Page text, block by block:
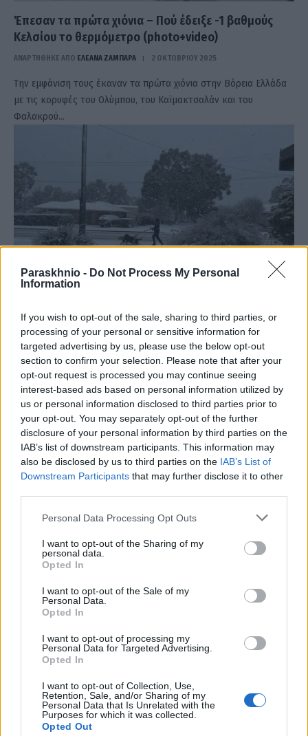
Paraskhnio - Do Not Process My Personal
Information
If you wish to opt-out of the sale, sharing to third parties, or
processing of your personal or sensitive information for
targeted advertising by us, please use the below opt-out
section to confirm your selection. Please note that after your
opt-out request is processed you may continue seeing
interest-based ads based on personal information utilized by
us or personal information disclosed to third parties prior to
your opt-out. You may separately opt-out of the further
disclosure of your personal information by third parties on the
IAB’s list of downstream participants. This information may
also be disclosed by us to third parties on the IAB’s List of
Downstream Participants that may further disclose it to other
Please note that this website/app uses one or more Google
not limited to your visit or usage behaviour. You may click to
grant or deny consent to Google and its third-party tags to
use your data for below specified purposes in below Google
consent section.
Personal Data Processing Opt Outs
I want to opt-out of the Sharing of my
personal data.
Opted In
I want to opt-out of the Sale of my
Personal Data.
Opted In
I want to opt-out of processing my
Personal Data for Targeted Advertising.
Opted In
I want to opt-out of Collection, Use,
Retention, Sale, and/or Sharing of my
Personal Data that Is Unrelated with the
Purposes for which it was collected.
Opted Out
Έπεσαν τα πρώτα χιόνια – Πού έδειξε -1 βαθμούς
Κελσίου το θερμόμετρο (photo+video)
ΑΝΑΡΤΗΘΗΚΕ ΑΠΟ ΕΛΕΑΝΑ ΖΑΜΠΑΡΑ 2 ΟΚΤΩΒΡΊΟΥ 2025
Την εμφάνιση τους έκαναν τα πρώτα χιόνια στην Βόρεια Ελλάδα
με τις κορυφές του Ολύμπου, του Καϊμακτσαλάν και του
Φαλακρού…
Ο σφοδρότερος χιονιάς των τελευταίων 20 ετών
στην Αυστραλία! (VIDEO)
GMYLONAS
Έκπληκτοι οι κάτοικοι στις ανατολικές πόλεις
Που θα δείξει έως και -6 βαθμούς το θερμόμετρο –
ΑΝΑΡΤΗΘΗΚΕ ΑΠΟΕΛΕΑΝΑ ΖΑΜΠΑΡΑ 7 ΑΠΡΙΛΊΟΥ 2025
μεταβολή του καιρού δε θα κρατήσει πολύ όπως δείχνουν τα
στοιχεία…